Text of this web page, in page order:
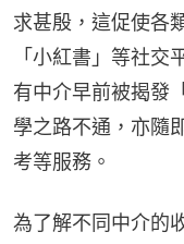
求甚殷，這促使各
「小紅書」等社交
有中介早前被揭發
學之路不通，亦隨
考等服務。
為了解不同中介的